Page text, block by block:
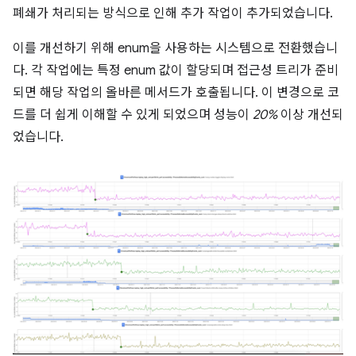
폐쇄가 처리되는 방식으로 인해 추가 작업이 추가되었습니다.
이를 개선하기 위해 enum을 사용하는 시스템으로 전환했습니
다. 각 작업에는 특정 enum 값이 할당되며 접근성 트리가 준비
되면 해당 작업의 올바른 메서드가 호출됩니다. 이 변경으로 코
드를 더 쉽게 이해할 수 있게 되었으며 성능이 20%이상 개선되
었습니다.